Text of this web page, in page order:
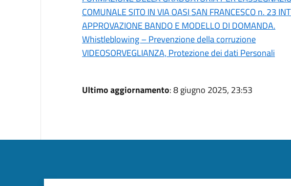
COMUNALE SITO IN VIA OASI SAN FRANCESCO n. 23
APPROVAZIONE BANDO E MODELLO DI DOMANDA.
Whistleblowing – Prevenzione della corruzione
VIDEOSORVEGLIANZA, Protezione dei dati Personali
Ultimo aggiornamento: 8 giugno 2025, 23:53